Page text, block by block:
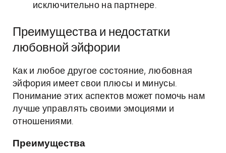
исключительно на партнере.
Преимущества и недостатки
любовной эйфории
Как и любое другое состояние, любовная
эйфория имеет свои плюсы и минусы.
Понимание этих аспектов может помочь нам
лучше управлять своими эмоциями и
отношениями.
Преимущества